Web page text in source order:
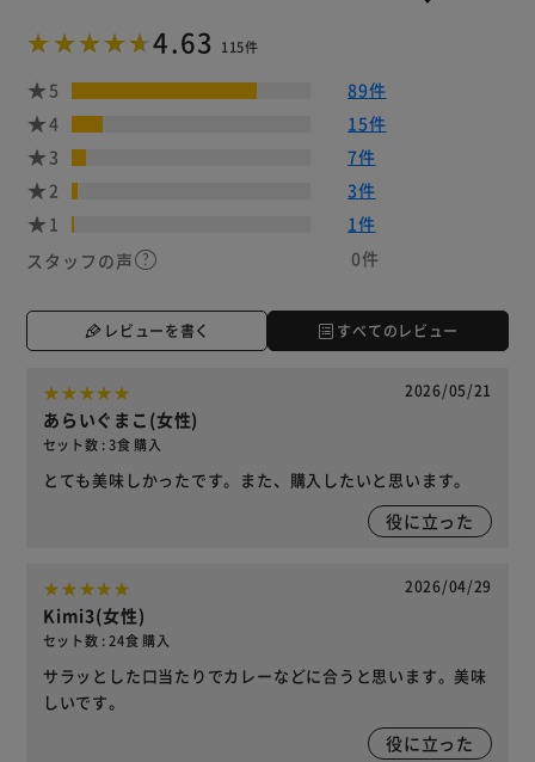
4.63 115件
5
89件
4
15件
3
7件
2
3件
1
1件
スタッフの声
0件
レビューを書く すべてのレビュー
2026/05/21
あらいぐまこ(女性)
セット数 : 3食 購入
とても美味しかったです。また、購入したいと思います。
役に立った
2026/04/29
Kimi3(女性)
セット数 : 24食 購入
サラッとした口当たりでカレーなどに合うと思います。美味
しいです。
役に立った